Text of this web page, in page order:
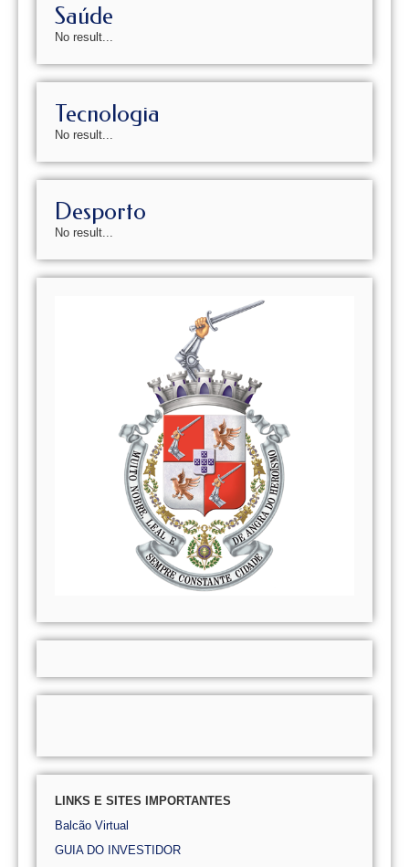
Saúde
No result...
Tecnologia
No result...
Desporto
No result...
LINKS E SITES IMPORTANTES
Balcão Virtual
GUIA DO INVESTIDOR